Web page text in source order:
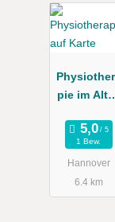
pie im
Jana Arlit
1 Bew.
Hannover
6.4 km